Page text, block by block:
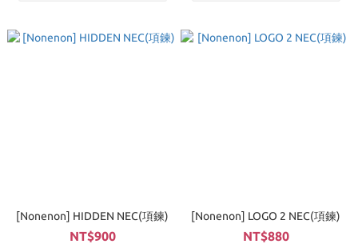
[Nonenon] HIDDEN NEC(項鍊)
NT$900
[Nonenon] LOGO 2 NEC(項鍊)
NT$880